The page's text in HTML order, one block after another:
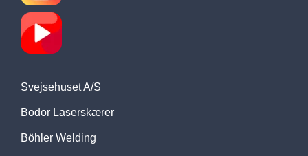
Svejsehuset A/S
Bodor Laserskærer
Böhler Welding